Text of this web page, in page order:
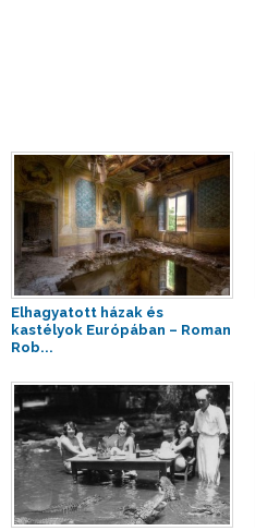
Elhagyatott házak és
kastélyok Európában – Roman
Rob...